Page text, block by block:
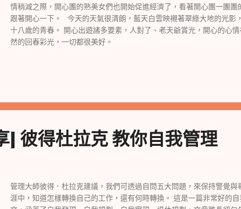
情稍減之際，開心團的熟美女們也開始促進經濟了，看著開心團一團
跟著開心一下。 今天的天氣很清朗，藍天白雲映襯著翠綠大地的光影
十八歲的青春。 開心出遊諸多要素，人對了、老天爺賞光，開心的心
然的回春彩光，一切都很美好。
] 彼得杜拉克 教你自我管理
管理大師彼得．杜拉克建議，我們可透過自問五大問題，來保持警覺
涯中，知道怎樣轉換自己的工作，還有何時轉換。 這是一篇非常好的